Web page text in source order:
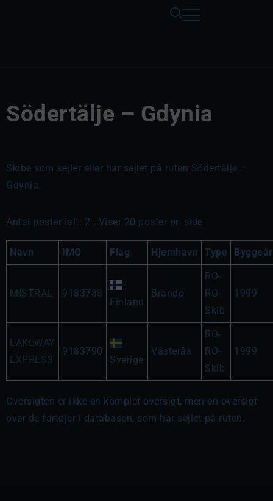
Södertälje – Gdynia
Skibe som sejler eller har sejlet på ruten Södertälje –
Gdynia.
Antal poster ialt: 2 . Viser 20 poster pr. side
Navn IMO Flag Hjemhavn Type Byggeår
MISTRAL 9183788
Finland
Brändö
RO-
RO-
Skib
1999
LAKEWAY
EXPRESS
9183790
Sverige
Västerås
RO-
RO-
Skib
1999
Oversigten er ikke en komplet oversigt, men en oversigt
over de fartøjer i databasen, som har sejlet på ruten.